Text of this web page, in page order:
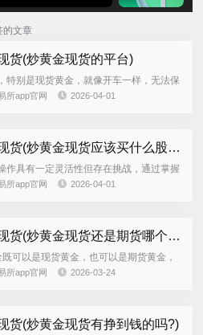
的文章
货(炒黄金现货的平台)
特别是现货黄金，就像开车一样，无法保
但只要遵守规则，谨慎操作，就能大大降
所app官网 2026-04-01
炒黄金现货(炒黄金现货应该买什么股票)
作具有一定灵活性但存在挑战，通过掌握
增加炒黄金收益具体分析如下现货黄金是
所app官网 2026-04-01
炒黄金现货(炒黄金现货还是期货哪个好)
可以是现货黄金，也可以是期货黄金，
的投资品种具体区别如下定义不同 现货黄
所app官网 2026-03-24
货(炒黄金现货有挣到钱的吗?)